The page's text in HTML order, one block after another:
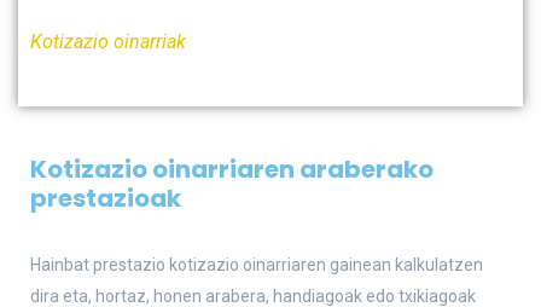
Kotizazio oinarriak
Kotizazio oinarriaren araberako
prestazioak
Hainbat prestazio kotizazio oinarriaren gainean kalkulatzen
dira eta, hortaz, honen arabera, handiagoak edo txikiagoak